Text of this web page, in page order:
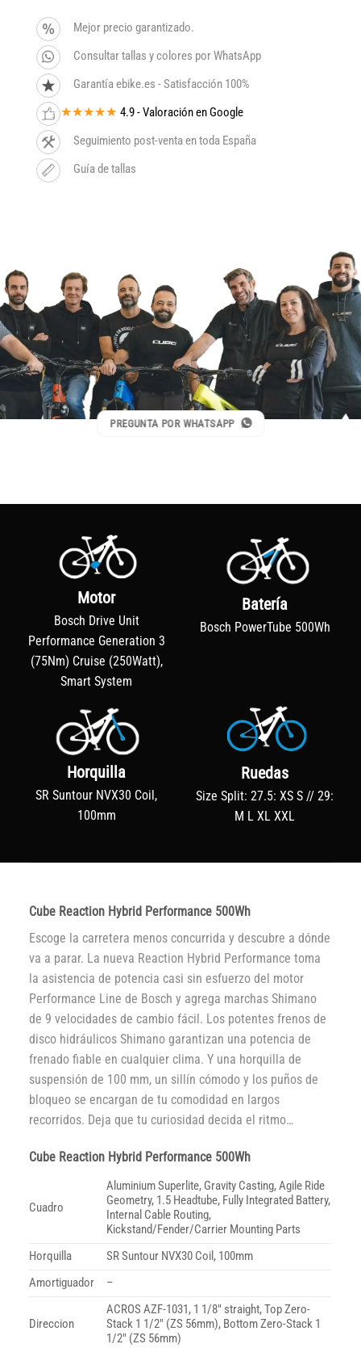
Mejor precio garantizado.
Consultar tallas y colores por WhatsApp
Garantía ebike.es - Satisfacción 100%
★★★★★ 4.9 - Valoración en Google
Seguimiento post-venta en toda España
Guía de tallas
PREGUNTA POR WHATSAPP
Motor
Bosch Drive Unit
Performance Generation 3
(75Nm) Cruise (250Watt),
Smart System
Batería
Bosch PowerTube 500Wh
Horquilla
SR Suntour NVX30 Coil,
100mm
Ruedas
Size Split: 27.5: XS S // 29:
M L XL XXL
Cube Reaction Hybrid Performance 500Wh
Escoge la carretera menos concurrida y descubre a dónde
va a parar. La nueva Reaction Hybrid Performance toma
la asistencia de potencia casi sin esfuerzo del motor
Performance Line de Bosch y agrega marchas Shimano
de 9 velocidades de cambio fácil. Los potentes frenos de
disco hidráulicos Shimano garantizan una potencia de
frenado fiable en cualquier clima. Y una horquilla de
suspensión de 100 mm, un sillín cómodo y los puños de
bloqueo se encargan de tu comodidad en largos
recorridos. Deja que tu curiosidad decida el ritmo…
Cube Reaction Hybrid Performance 500Wh
Cuadro
Aluminium Superlite, Gravity Casting, Agile Ride
Geometry, 1.5 Headtube, Fully Integrated Battery,
Internal Cable Routing,
Kickstand/Fender/Carrier Mounting Parts
Horquilla
SR Suntour NVX30 Coil, 100mm
Amortiguador
–
Direccion
ACROS AZF-1031, 1 1/8″ straight, Top Zero-
Stack 1 1/2″ (ZS 56mm), Bottom Zero-Stack 1
1/2″ (ZS 56mm)